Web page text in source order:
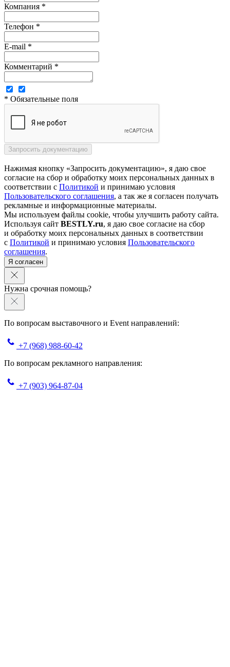
Компания *
Телефон *
E-mail *
Комментарий *
* Обязательные поля
Нажимая кнопку «Запросить документацию», я даю свое
согласие на сбор и обработку моих персональных данных в
соответствии с Политикой и принимаю условия
Пользовательского соглашения, а так же я согласен получать
рекламные и информационные материалы.
Мы используем файлы cookie, чтобы улучшить работу сайта.
Используя сайт BESTLY.ru, я даю свое согласие на сбор
и обработку моих персональных данных в соответствии
с Политикой и принимаю условия Пользовательского
соглашения.
Я согласен
Нужна срочная помощь?
По вопросам выставочного и Event направлений:
+7 (968) 988-60-42
По вопросам рекламного направления:
+7 (903) 964-87-04